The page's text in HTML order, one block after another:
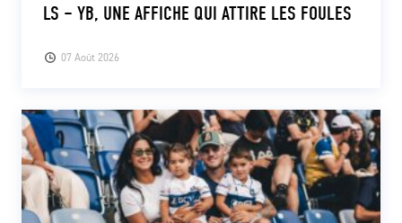
07 Août 2026
LS – YB, UNE AFFICHE QUI ATTIRE LES FOULES